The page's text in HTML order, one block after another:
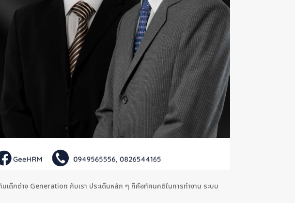
เด็กต่าง Generation กับเรา ประเด็นหลัก ๆ ก็คือทัศนคติในการทำงาน ระบบ